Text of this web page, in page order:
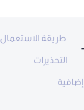
طريقة الاستعمال
التحذيرات